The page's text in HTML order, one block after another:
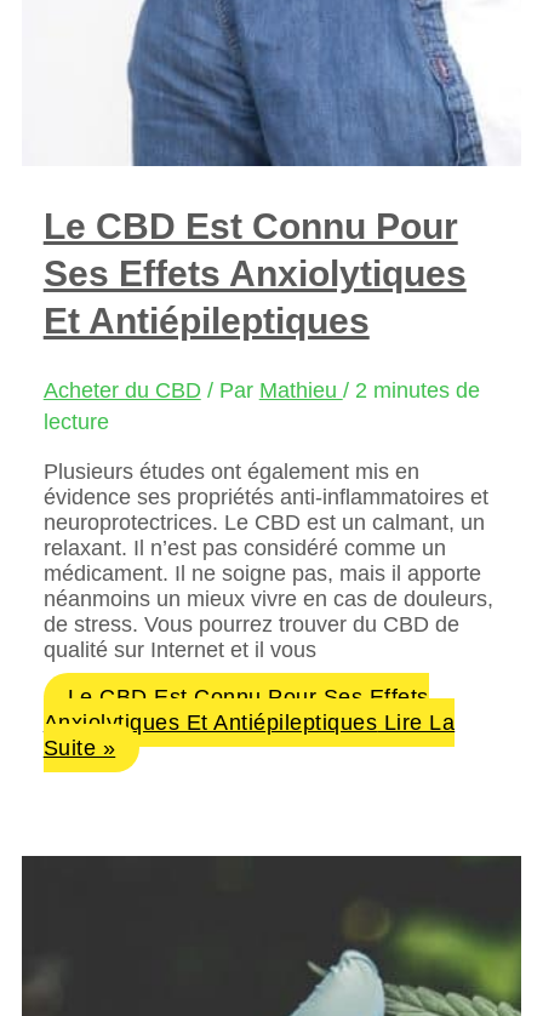
Le CBD Est Connu Pour
Ses Effets Anxiolytiques
Et Antiépileptiques
Acheter du CBD / Par Mathieu / 2 minutes de
lecture
Plusieurs études ont également mis en
évidence ses propriétés anti-inflammatoires et
neuroprotectrices. Le CBD est un calmant, un
relaxant. Il n’est pas considéré comme un
médicament. Il ne soigne pas, mais il apporte
néanmoins un mieux vivre en cas de douleurs,
de stress. Vous pourrez trouver du CBD de
qualité sur Internet et il vous
Le CBD Est Connu Pour Ses Effets
Anxiolytiques Et Antiépileptiques Lire La
Suite »